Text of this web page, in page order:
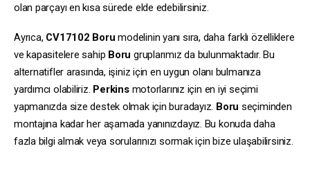
olan parçayı en kısa sürede elde edebilirsiniz.
Ayrıca, CV17102 Boru modelinin yanı sıra, daha farklı özelliklere
ve kapasitelere sahip Boru gruplarımız da bulunmaktadır. Bu
alternatifler arasında, işiniz için en uygun olanı bulmanıza
yardımcı olabiliriz. Perkinsmotorlarınız için en iyi seçimi
yapmanızda size destek olmak için buradayız. Boru seçiminden
montajına kadar her aşamada yanınızdayız. Bu konuda daha
fazla bilgi almak veya sorularınızı sormak için bize ulaşabilirsiniz.